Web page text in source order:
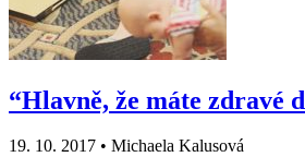
“Hlavně, že máte zdravé
19. 10. 2017 • Michaela Kalusová